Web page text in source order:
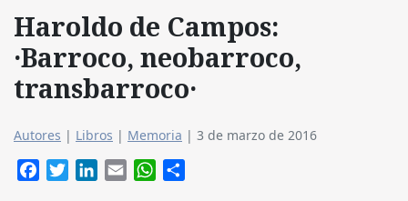
Haroldo de Campos:
·Barroco, neobarroco,
transbarroco·
Autores | Libros | Memoria | 3 de marzo de 2016
FacebookTwitterLinkedIn
Email WhatsApp